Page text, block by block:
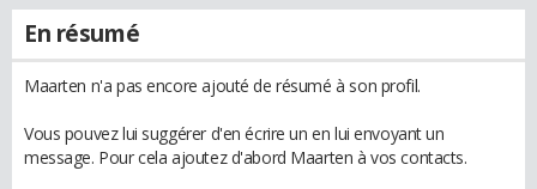
En résumé
Maarten n'a pas encore ajouté de résumé à son profil.
Vous pouvez lui suggérer d'en écrire un en lui envoyant un
message. Pour cela ajoutez d'abord Maarten à vos contacts.